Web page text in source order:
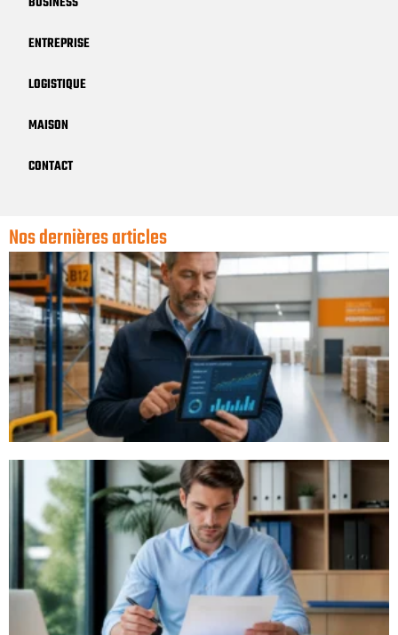
ENTREPRISE
LOGISTIQUE
MAISON
CONTACT
Nos dernières articles